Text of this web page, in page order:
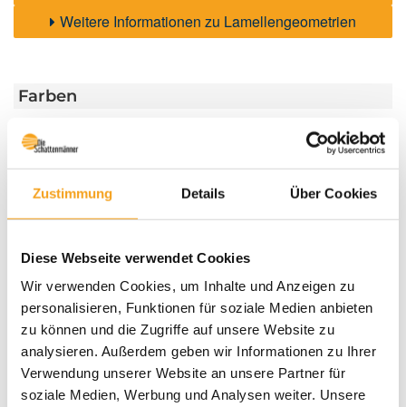
Zustimmung Details Über Cookies
Diese Webseite verwendet Cookies
Wir verwenden Cookies, um Inhalte und Anzeigen zu
personalisieren, Funktionen für soziale Medien anbieten
zu können und die Zugriffe auf unsere Website zu
analysieren. Außerdem geben wir Informationen zu Ihrer
Verwendung unserer Website an unsere Partner für
soziale Medien, Werbung und Analysen weiter. Unsere
Weitere Informationen zu Lamellengeometrien
Farben
Das könnte Sie auch interessieren